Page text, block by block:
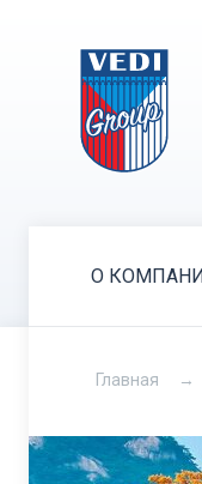
О
Главная